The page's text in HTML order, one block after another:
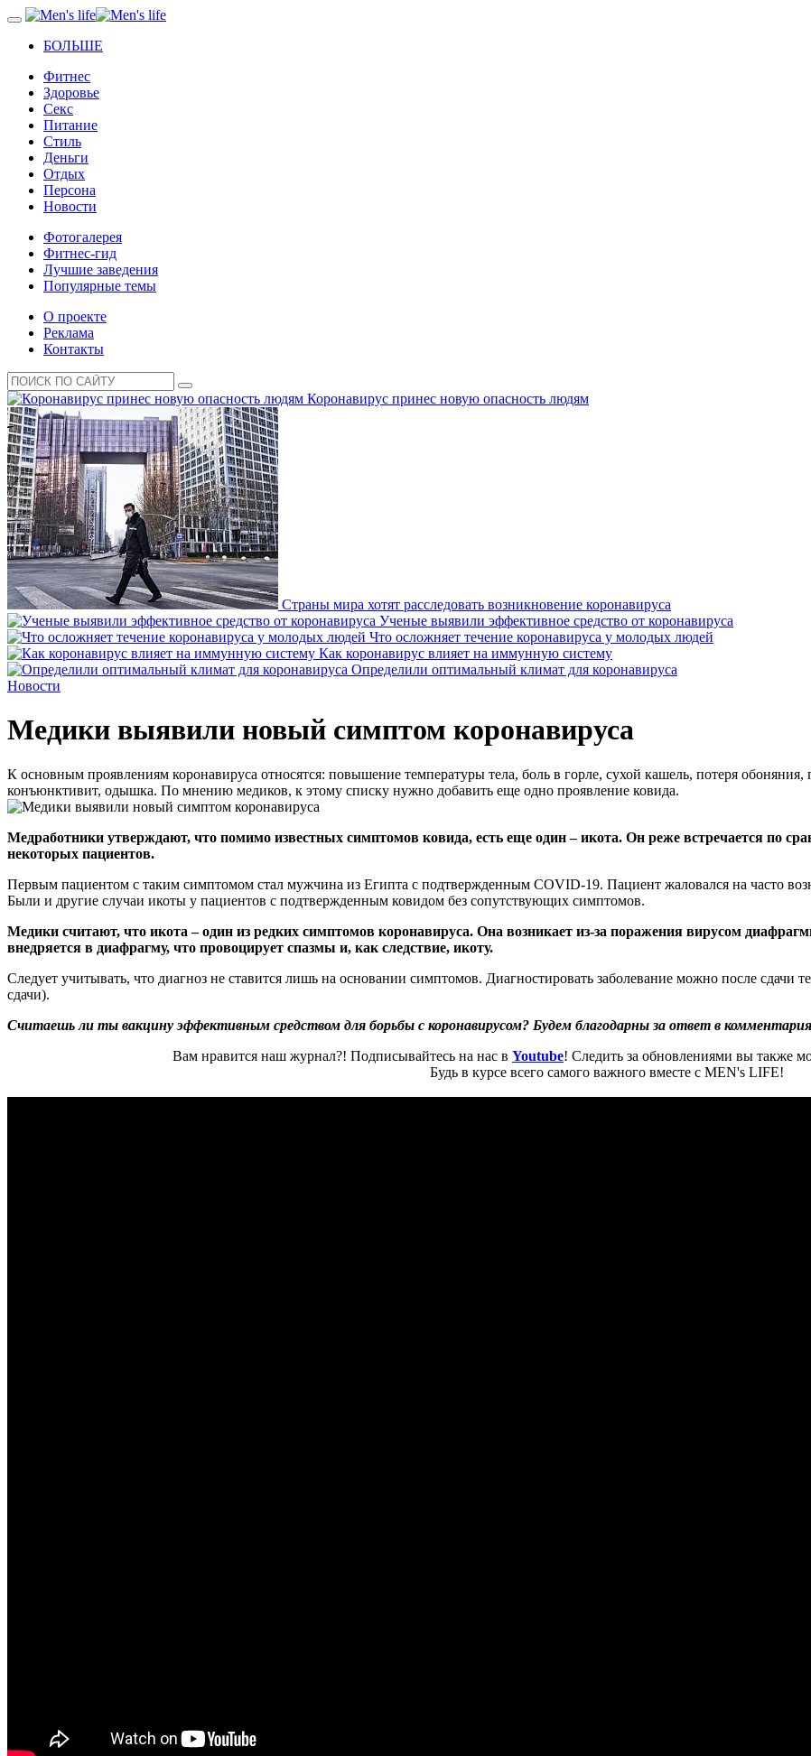
БОЛЬШЕ
Фитнес
Здоровье
Секс
Питание
Стиль
Деньги
Отдых
Персона
Новости
Фотогалерея
Фитнес-гид
Лучшие заведения
Популярные темы
О проекте
Реклама
Контакты
Коронавирус принес новую опасность людям
Страны мира хотят расследовать возникновение коронавируса
Ученые выявили эффективное средство от коронавируса
Что осложняет течение коронавируса у молодых людей
Как коронавирус влияет на иммунную систему
Определили оптимальный климат для коронавируса
Новости
Медики выявили новый симптом коронавируса
К основным проявлениям коронавируса относятся: повышение температуры тела, боль в горле, сухой кашель, потеря
конъюнктивит, одышка. По мнению медиков, к этому списку нужно добавить еще одно проявление ковида.
Медработники утверждают, что помимо известных симптомов ковида, есть еще один – икота. Он реже встречается по
некоторых пациентов.
Первым пациентом с таким симптомом стал мужчина из Египта с подтвержденным COVID-19. Пациент жаловался на часто
Были и другие случаи икоты у пациентов с подтвержденным ковидом без сопутствующих симптомов.
Медики считают, что икота – один из редких симптомов коронавируса. Она возникает из-за поражения вирусом
внедряется в диафрагму, что провоцирует спазмы и, как следствие, икоту.
Следует учитывать, что диагноз не ставится лишь на основании симптомов. Диагностировать заболевание можно после сдачи
сдачи).
Считаешь ли ты вакцину эффективным средством для борьбы с коронавирусом? Будем благодарны за ответ в
Вам нравится наш журнал?! Подписывайтесь на нас в Youtube! Следить за обновлениями вы также
Будь в курсе всего самого важного вместе с MEN's LIFE!